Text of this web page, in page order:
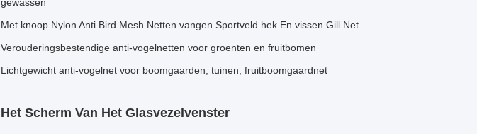
Met knoop Nylon Anti Bird Mesh Netten vangen Sportveld hek En vissen Gill Net
Verouderingsbestendige anti-vogelnetten voor groenten en fruitbomen
Lichtgewicht anti-vogelnet voor boomgaarden, tuinen, fruitboomgaardnet
Het Scherm Van Het Glasvezelvenster